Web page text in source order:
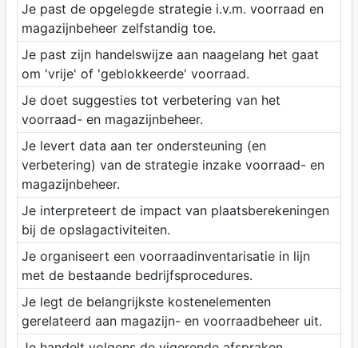
Je past de opgelegde strategie i.v.m. voorraad en
magazijnbeheer zelfstandig toe.
Je past zijn handelswijze aan naagelang het gaat
om 'vrije' of 'geblokkeerde' voorraad.
Je doet suggesties tot verbetering van het
voorraad- en magazijnbeheer.
Je levert data aan ter ondersteuning (en
verbetering) van de strategie inzake voorraad- en
magazijnbeheer.
Je interpreteert de impact van plaatsberekeningen
bij de opslagactiviteiten.
Je organiseert een voorraadinventarisatie in lijn
met de bestaande bedrijfsprocedures.
Je legt de belangrijkste kostenelementen
gerelateerd aan magazijn- en voorraadbeheer uit.